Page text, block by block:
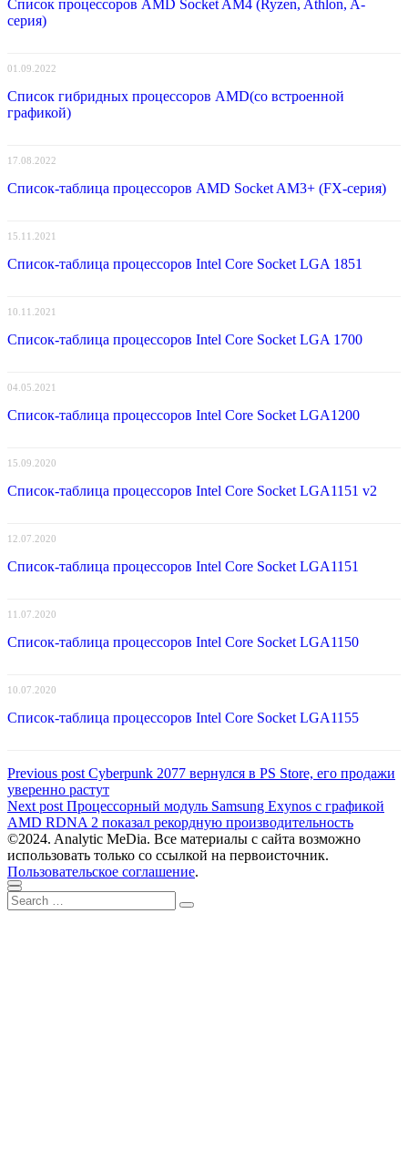
Список процессоров AMD Socket AM4 (Ryzen, Athlon, A-
серия)
01.09.2022
Список гибридных процессоров AMD(со встроенной
графикой)
17.08.2022
Список-таблица процессоров AMD Socket AM3+ (FX-серия)
15.11.2021
Список-таблица процессоров Intel Core Socket LGA 1851
10.11.2021
Список-таблица процессоров Intel Core Socket LGA 1700
04.05.2021
Список-таблица процессоров Intel Core Socket LGA1200
15.09.2020
Список-таблица процессоров Intel Core Socket LGA1151 v2
12.07.2020
Список-таблица процессоров Intel Core Socket LGA1151
11.07.2020
Список-таблица процессоров Intel Core Socket LGA1150
10.07.2020
Список-таблица процессоров Intel Core Socket LGA1155
Навигация
по
записям
Previous post Previous
post:
Cyberpunk 2077 вернулся в PS Store, его продажи
уверенно растут
Next post Next
post:
Процессорный модуль Samsung Exynos с графикой
AMD RDNA 2 показал рекордную производительность
©2024. Analytic MeDia. Все материалы с сайта возможно
использовать только со ссылкой на первоисточник.
Пользовательское соглашение.
Scroll
to
Close
Search
for:
Search